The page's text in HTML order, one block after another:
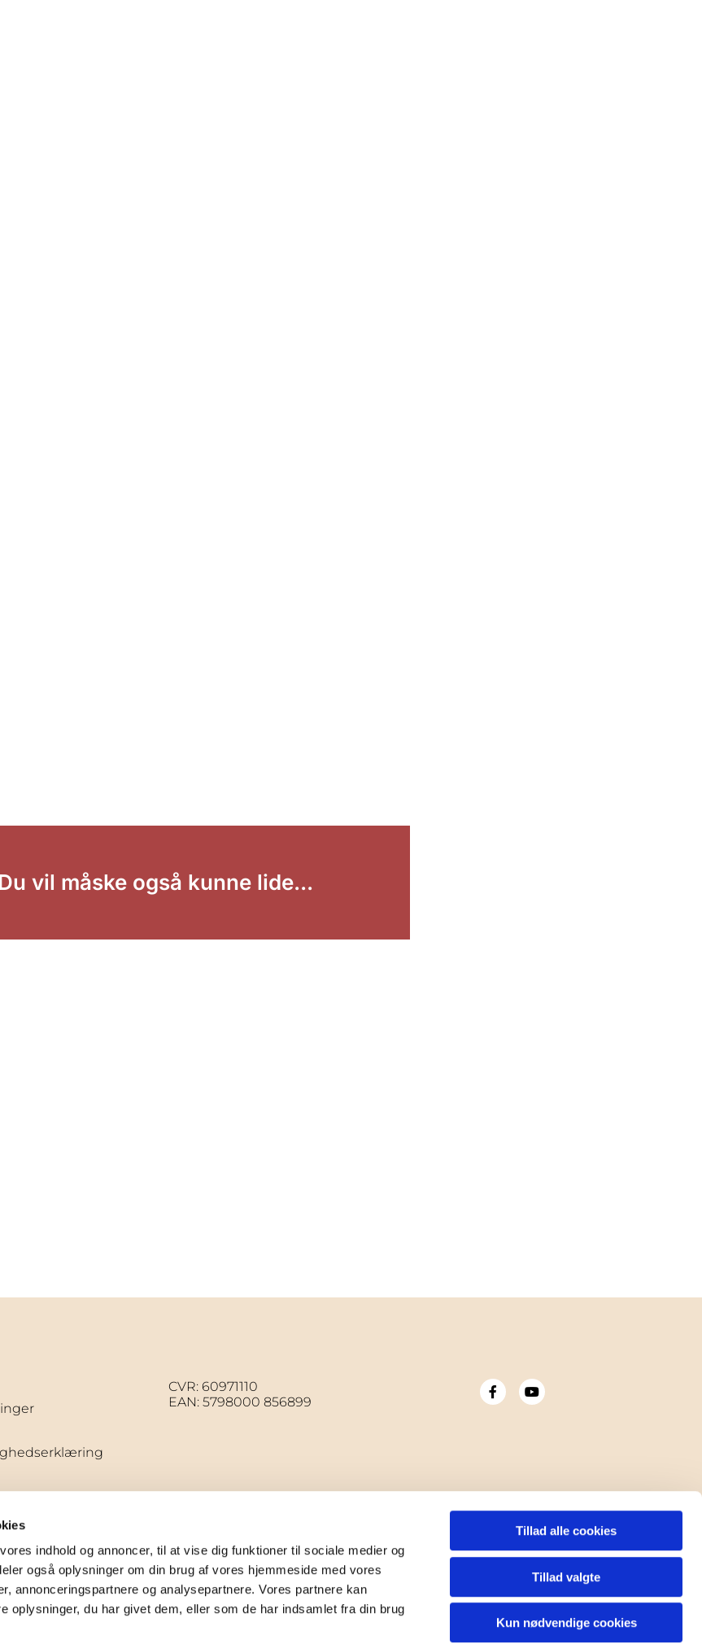
indhold og annoncer, til at vise dig funktioner til sociale medier og
også oplysninger om din brug af vores hjemmeside med vores
annonceringspartnere og analysepartnere. Vores partnere kan
oplysninger, du har givet dem, eller som de har indsamlet fra din brug
Tillad alle cookies
Tillad valgte
Kun nødvendige cookies
Du vil måske også kunne lide...
CVR: 60971110
EAN: 5798000 856899
Privatlivspolitik Log på ChurchDesk